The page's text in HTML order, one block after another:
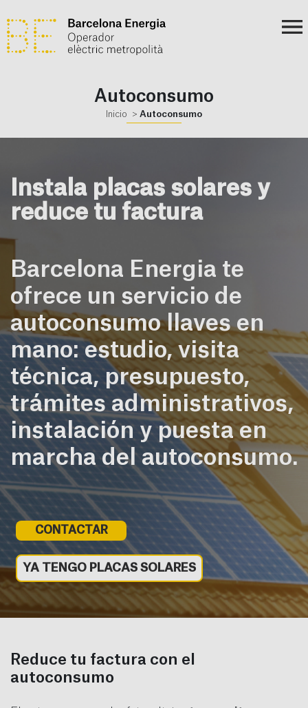
Autoconsumo
Inicio Autoconsumo
Instala placas solares y
reduce tu factura
Barcelona Energia te
ofrece un servicio de
autoconsumo llaves en
mano: estudio, visita
técnica, presupuesto,
trámites administrativos,
instalación y puesta en
marcha del autoconsumo.
CONTACTAR
YA TENGO PLACAS SOLARES
Reduce tu factura con el
autoconsumo